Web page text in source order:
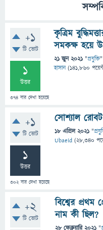
+1
টি ভোট
1
উত্তর
374 বার দেখা হয়েছে
কৃত্রিম
সমকক্ষ হয়ে
21 জুন 2021 "প্রযুক্তি"
হাসান (141,860
+1
টি ভোট
1
উত্তর
302বার দেখা হয়েছে
সোশ্যাল
18 এপ্রিল 2021 "
Ubaeid (28,340
+2
টি ভোট
বিশ্বের প্রথম
নাম কী ছিল?
28 ফেব্রুয়ারি 2021 "